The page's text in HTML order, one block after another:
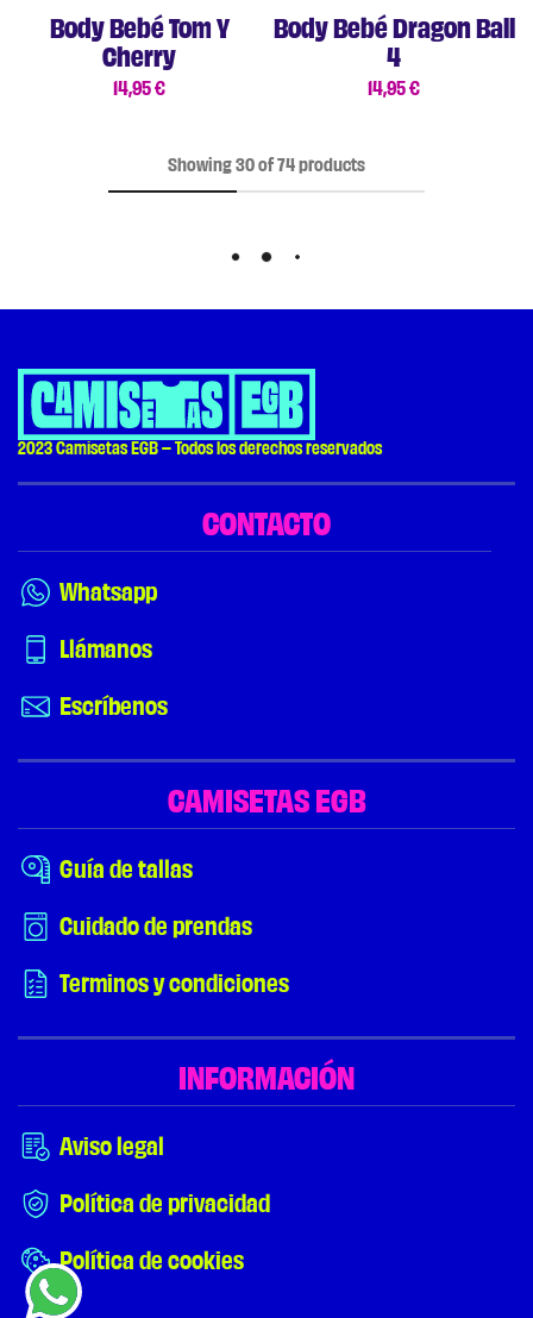
Body Bebé Tom Y
Cherry
14,95 €
Body Bebé Dragon Ball
4
14,95 €
Showing 30 of 74 products
Load More
2023 Camisetas EGB – Todos los derechos reservados
¿NECESITAS
CONTACTO
Whatsapp
Llámanos
Escríbenos
CAMISETAS EGB
Guía de tallas
Cuidado de prendas
Terminos y condiciones
INFORMACIÓN
Aviso legal
Política de privacidad
Política de cookies